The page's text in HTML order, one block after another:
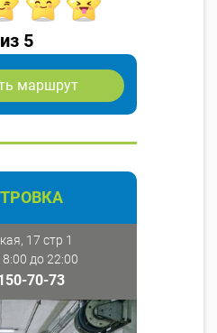
5
маршрут
17 стр 1
до 22:00
70-73